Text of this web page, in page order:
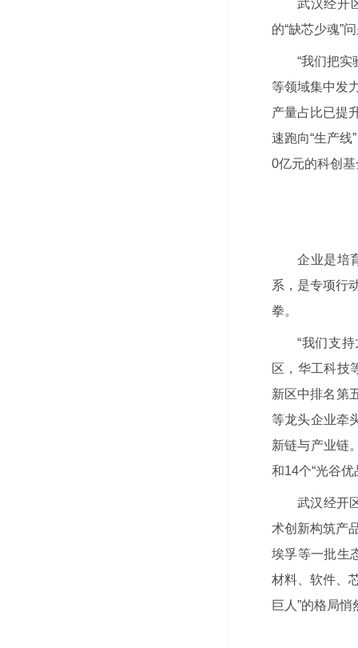
武汉经开
的“缺芯少魂”
“我们把实
等领域集中发
产量占比已提
速跑向“生产
0亿元的科创
企业是培
系，是专项行
拳。
“我们支
区，华工科技
新区中排名第
等龙头企业牵
新链与产业链
和14个“光谷
武汉经开
术创新构筑产
埃孚等一批生
材料、软件、
巨人”的格局悄